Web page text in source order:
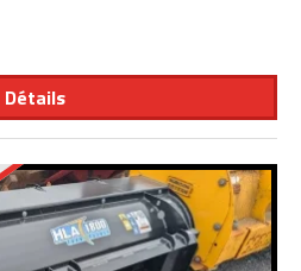
Détails